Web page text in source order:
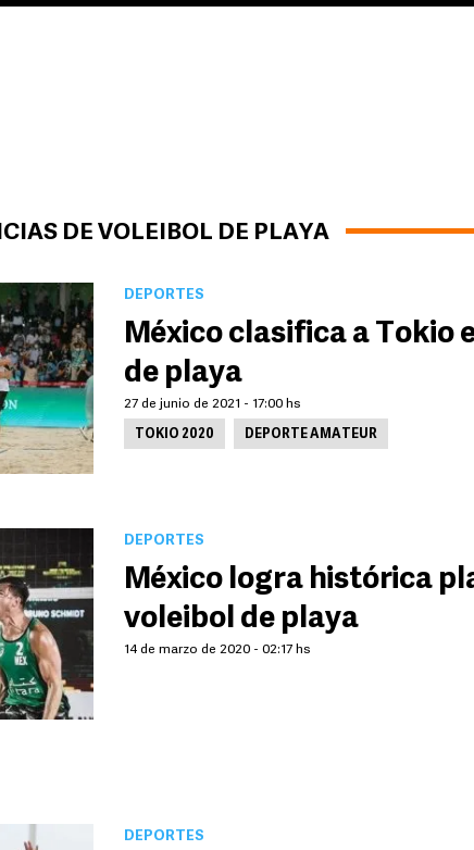
DE VOLEIBOL DE PLAYA
DEPORTES
México clasifica a Tokio
de playa
27 de junio de 2021 - 17:00 hs
TOKIO 2020 DEPORTE AMATEUR
DEPORTES
México logra histórica
voleibol de playa
14 de marzo de 2020 - 02:17 hs
DEPORTES